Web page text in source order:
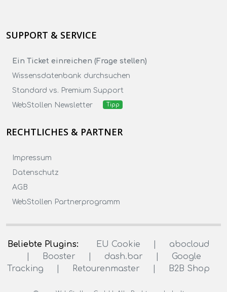
SUPPORT & SERVICE
Ein Ticket einreichen (Frage stellen)
Wissensdatenbank durchsuchen
Standard vs. Premium Support
WebStollen Newsletter
Tipp
RECHTLICHES & PARTNER
Impressum
Datenschutz
AGB
WebStollen Partnerprogramm
Beliebte Plugins: EU Cookie
abocloud
Booster dash.bar
Google
Tracking
Retourenmaster B2B Shop